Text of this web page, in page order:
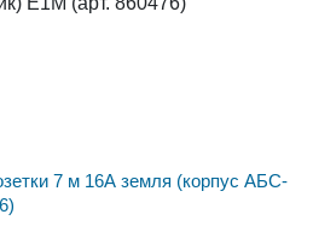
7 м 16А земля (корпус АБС-